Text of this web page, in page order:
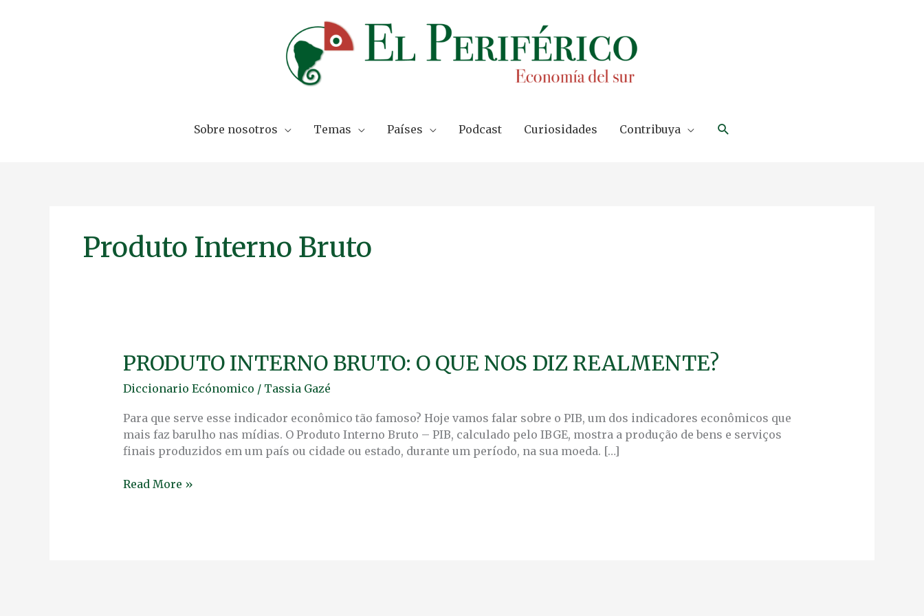
Sobre nosotros Temas Países Podcast Curiosidades Contribuya Search
Produto Interno Bruto
PRODUTO INTERNO BRUTO: O QUE NOS DIZ REALMENTE?
Diccionario Ecónomico / Tassia Gazé
Para que serve esse indicador econômico tão famoso? Hoje vamos falar sobre o PIB, um dos indicadores econômicos que
mais faz barulho nas mídias. O Produto Interno Bruto – PIB, calculado pelo IBGE, mostra a produção de bens e serviços
finais produzidos em um país ou cidade ou estado, durante um período, na sua moeda. […]
PRODUTO
INTERNO
BRUTO:
QUE
NOS
DIZ
Read More »